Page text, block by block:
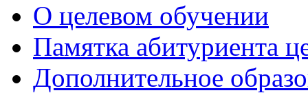
О целевом обучении
Памятка абитуриента
Дополнительное